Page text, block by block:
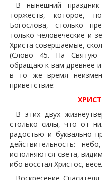
В нынешний
торжеств, которое,
Богослова, столько
только человеческие и
Христа совершаемые,
(Слово 45. На Святую
обращаю к вам древнее
в то же время
приветствие:
В этих двух
столько силы, что от
радостью и буквально
действительность:
исполняются света,
ибо восстал Христос,